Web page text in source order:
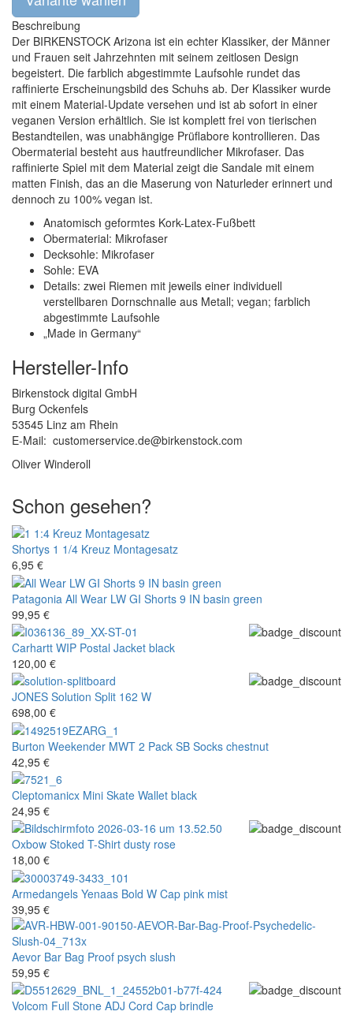
Beschreibung
Der BIRKENSTOCK Arizona ist ein echter Klassiker, der Männer
und Frauen seit Jahrzehnten mit seinem zeitlosen Design
begeistert. Die farblich abgestimmte Laufsohle rundet das
raffinierte Erscheinungsbild des Schuhs ab. Der Klassiker wurde
mit einem Material-Update versehen und ist ab sofort in einer
veganen Version erhältlich. Sie ist komplett frei von tierischen
Bestandteilen, was unabhängige Prüflabore kontrollieren. Das
Obermaterial besteht aus hautfreundlicher Mikrofaser. Das
raffinierte Spiel mit dem Material zeigt die Sandale mit einem
matten Finish, das an die Maserung von Naturleder erinnert und
dennoch zu 100% vegan ist.
Anatomisch geformtes Kork-Latex-Fußbett
Obermaterial: Mikrofaser
Decksohle: Mikrofaser
Sohle: EVA
Details: zwei Riemen mit jeweils einer individuell
verstellbaren Dornschnalle aus Metall; vegan; farblich
abgestimmte Laufsohle
„Made in Germany“
Hersteller-Info
Birkenstock digital GmbH
Burg Ockenfels
53545 Linz am Rhein
E-Mail: customerservice.de@birkenstock.com
Oliver Winderoll
Schon gesehen?
Shortys 1 1/4 Kreuz Montagesatz
6,95 €
Patagonia All Wear LW GI Shorts 9 IN basin green
99,95 €
Carhartt WIP Postal Jacket black
120,00 €
JONES Solution Split 162 W
698,00 €
Burton Weekender MWT 2 Pack SB Socks chestnut
42,95 €
Cleptomanicx Mini Skate Wallet black
24,95 €
Oxbow Stoked T-Shirt dusty rose
18,00 €
Armedangels Yenaas Bold W Cap pink mist
39,95 €
Aevor Bar Bag Proof psych slush
59,95 €
Volcom Full Stone ADJ Cord Cap brindle